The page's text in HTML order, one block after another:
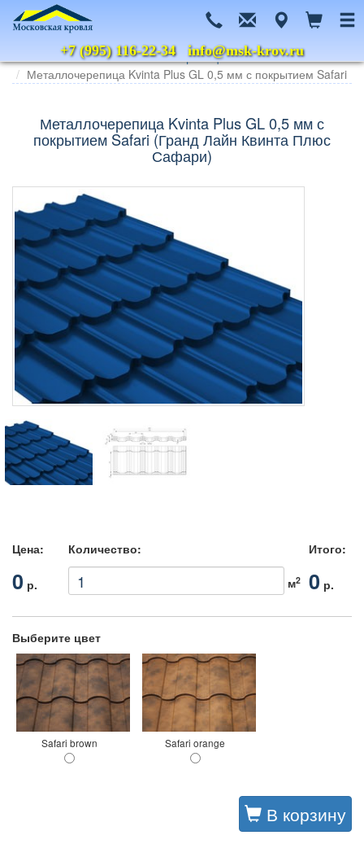
+7 (995) 116-22-34info@msk-krov.ru
Главная Каталог Металлочерепица Grand Line
Safari
Металлочерепица Kvinta Plus GL 0,5 мм с покрытием Safari
Металлочерепица Kvinta Plus GL 0,5 мм с
покрытием Safari (Гранд Лайн Квинта Плюс
Сафари)
Цена:
0 р.
Количество:
м2
Итого:
0 р.
Выберите цвет
Safari brown Safari orange
В корзину